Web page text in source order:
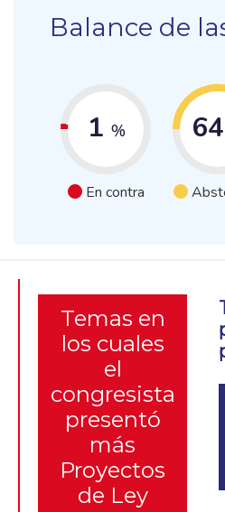
Balance de
1 %
En contra
64
Temas en
los cuales
el
congresista
presentó
más
Proyectos
de Ley